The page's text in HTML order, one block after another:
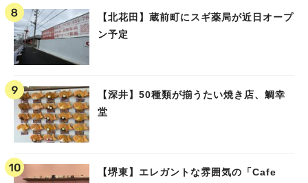
【北花田】蔵前町にスギ薬局が近日オープ
ン予定
【深井】50種類が揃うたい焼き店、鯛幸
堂
【堺東】エレガントな雰囲気の「Cafe